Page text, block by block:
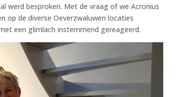
werd besproken. Met de vraag of we Acronius
op de diverse Oeverzwaluwen locaties
een glimlach instemmend gereageerd.